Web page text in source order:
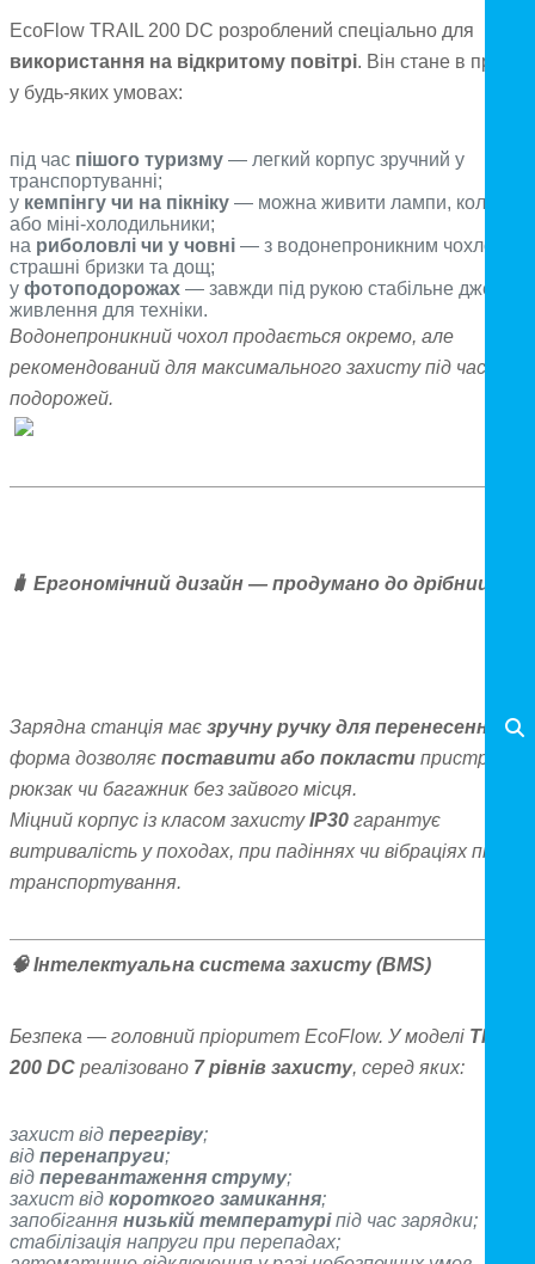
EcoFlow TRAIL 200 DC розроблений спеціально для
використання на відкритому повітрі. Він стане в пригоді
у будь-яких умовах:
під час пішого туризму — легкий корпус зручний у
транспортуванні;
у кемпінгу чи на пікніку — можна живити лампи, колонки
або міні-холодильники;
на риболовлі чи у човні — з водонепроникним чохлом*
страшні бризки та дощ;
у фотоподорожах — завжди під рукою стабільне джерело
живлення для техніки.
Водонепроникний чохол продається окремо, але
рекомендований для максимального захисту під час
подорожей.
🧳 Ергономічний дизайн — продумано до дрібниць
Зарядна станція має зручну ручку для перенесення
, а її
форма дозволяє поставити або покласти пристрій у
рюкзак чи багажник без зайвого місця.
Міцний корпус із класом захистуIP30 гарантує
витривалість у походах, при падіннях чи вібраціях під час
транспортування.
🧠 Інтелектуальна система захисту (BMS)
Безпека — головний пріоритет EcoFlow. У моделі TRAIL
200 DC реалізовано 7 рівнів захисту, серед яких:
захист від перегріву;
від перенапруги;
від перевантаження струму;
захист від короткого замикання;
запобігання низькій температуріпід час зарядки;
стабілізація напруги при перепадах;